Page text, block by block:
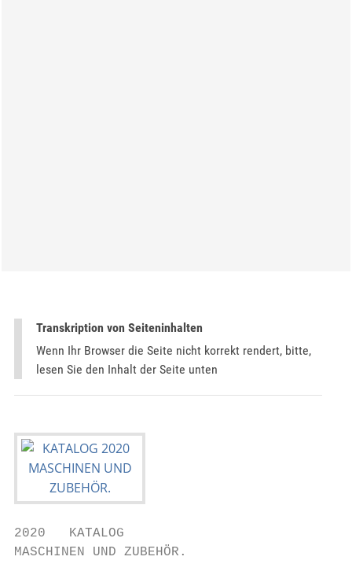
Transkription von Seiteninhalten
Wenn Ihr Browser die Seite nicht korrekt rendert, bitte,
lesen Sie den Inhalt der Seite unten
2020   KATALOG
MASCHINEN UND ZUBEHÖR.